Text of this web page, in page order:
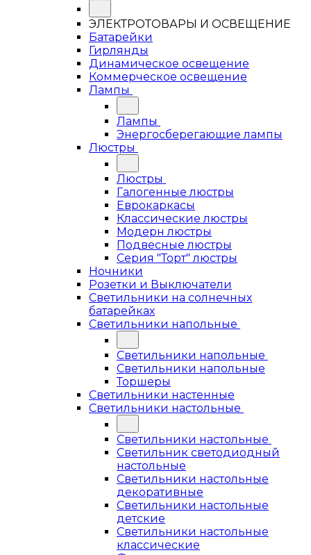
ЭЛЕКТРОТОВАРЫ И ОСВЕЩЕНИЕ
Батарейки
Гирлянды
Динамическое освещение
Коммерческое освещение
Лампы
Лампы
Энергосберегающие лампы
Люстры
Люстры
Галогенные люстры
Еврокаркасы
Классические люстры
Модерн люстры
Подвесные люстры
Серия "Торт" люстры
Ночники
Розетки и Выключатели
Светильники на солнечных
батарейках
Светильники напольные
Светильники напольные
Светильники напольные
Торшеры
Светильники настенные
Светильники настольные
Светильники настольные
Светильник светодиодный
настольные
Светильники настольные
декоративные
Светильники настольные
детские
Светильники настольные
классические